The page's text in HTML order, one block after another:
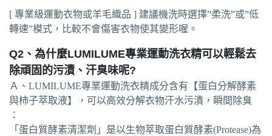
[ 專業級運動衣物或羊毛織品 ] 建議機洗時選擇”柔洗”或”低
轉速”模式，比較不會傷害衣物使其變形喔。
Q2、為什麼LUMILUME專業運動洗衣精可以輕鬆去
除頑固的污漬、汗臭味呢?
Ａ、LUMILUME專業運動洗衣精成分含有【蛋白分解酵素
與柿子萃取液】，可以高效分解衣物汗水污漬，瞬間除臭
：
「蛋白質酵素清潔劑」是以生物萃取蛋白質酵素(Protease)為